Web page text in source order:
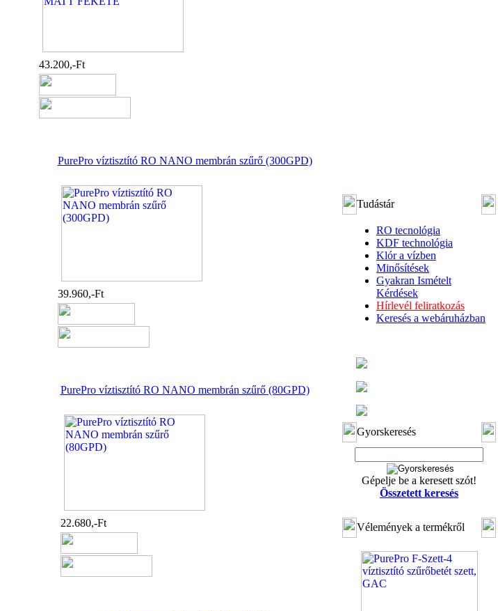
43.200,-Ft
PurePro víztisztító RO NANO membrán szűrő (300GPD)
39.960,-Ft
PurePro víztisztító RO NANO membrán szűrő (80GPD)
22.680,-Ft
Tudástár
RO tecnológia
KDF technológia
Klór a vízben
Minősítések
Gyakran Ismételt
Kérdések
Hírlevél feliratkozás
Keresés a webáruházban
Gyorskeresés
Gépelje be a keresett szót!
Összetett keresés
Vélemények a termékről